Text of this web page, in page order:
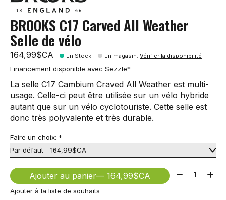
BROOKS C17 Carved All Weather
Selle de vélo
164,99$CA En Stock En magasin:Vérifier la disponibilité
Financement disponible avec Sezzle*
La selle C17 Cambium Craved All Weather est multi-
usage. Celle-ci peut être utilisée sur un vélo hybride
autant que sur un vélo cyclotouriste. Cette selle est
donc très polyvalente et très durable.
Faire un choix: *
Ajouter au panier — 164,99$CA Quantité:
Ajouter à la liste de souhaits